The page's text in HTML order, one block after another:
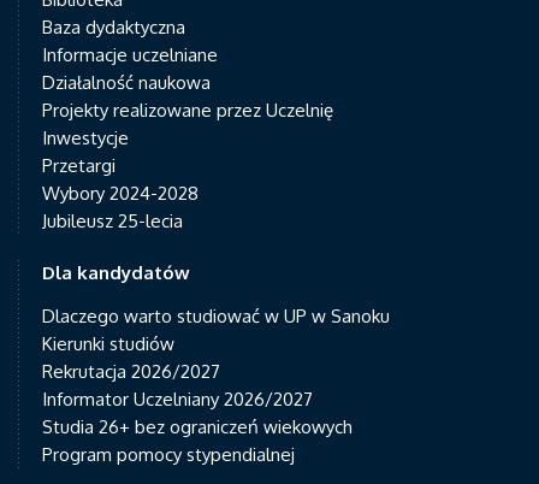
Baza dydaktyczna
Informacje uczelniane
Działalność naukowa
Projekty realizowane przez Uczelnię
Inwestycje
Przetargi
Wybory 2024-2028
Jubileusz 25-lecia
Dla kandydatów
Dlaczego warto studiować w UP w Sanoku
Kierunki studiów
Rekrutacja 2026/2027
Informator Uczelniany 2026/2027
Studia 26+ bez ograniczeń wiekowych
Program pomocy stypendialnej